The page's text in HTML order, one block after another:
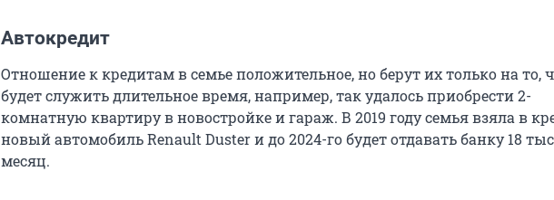
Автокредит
Отношение к кредитам в семье положительное, но берут их только на то,
будет служить длительное время, например, так удалось приобрести 2-
комнатную квартиру в новостройке и гараж. В 2019 году семья взяла в
новый автомобиль Renault Duster и до 2024-го будет отдавать банку 18
месяц.